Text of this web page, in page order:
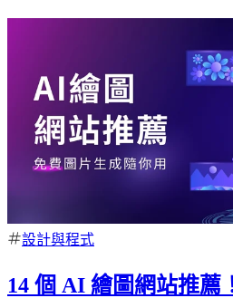
設計與程式
14 個 AI 繪圖網站推薦